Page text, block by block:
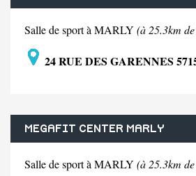
Salle de sport à MARLY (à 25.3km
24 RUE DES GARENNES
MEGAFIT CENTER MARLY
Salle de sport à MARLY (à 25.3km